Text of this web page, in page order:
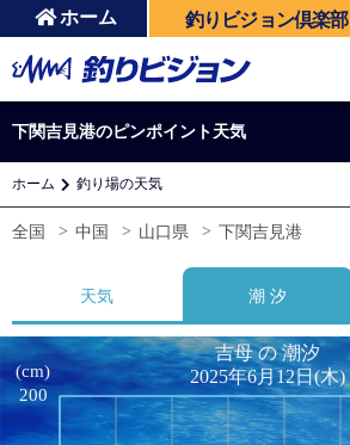
ホーム 釣りビジョン倶楽部
下関吉見港のピンポイント天気
ホーム 釣り場の天気
全国 中国 山口県 下関吉見港
天気 潮 汐